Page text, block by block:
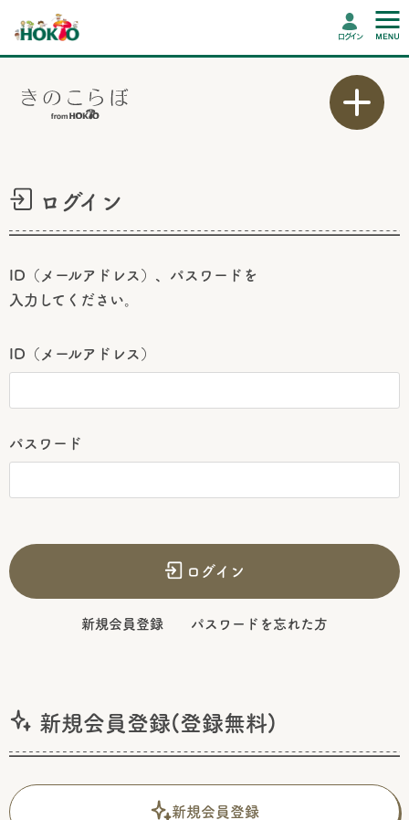
ログイン
ログイン
ID（メールアドレス）、パスワードを
入力してください。
ID（メールアドレス）
パスワード
ログイン
新規会員登録 パスワードを忘れた方
新規会員登録(登録無料)
新規会員登録